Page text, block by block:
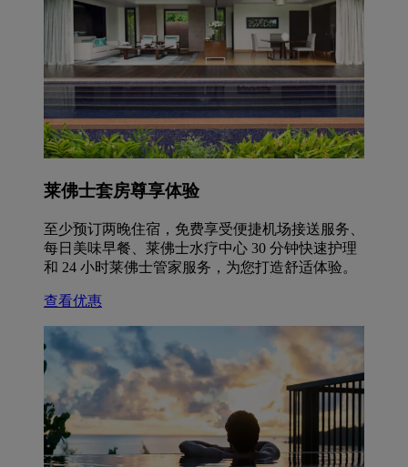
莱佛士套房尊享体验
至少预订两晚住宿，免费享受便捷机场接送服务、
每日美味早餐、莱佛士水疗中心 30 分钟快速护理
和 24 小时莱佛士管家服务，为您打造舒适体验。
查看优惠